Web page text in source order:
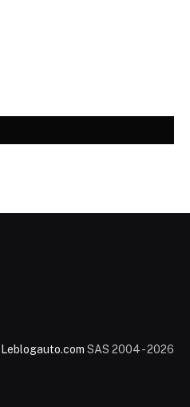
Leblogauto.com SAS 2004 - 2026